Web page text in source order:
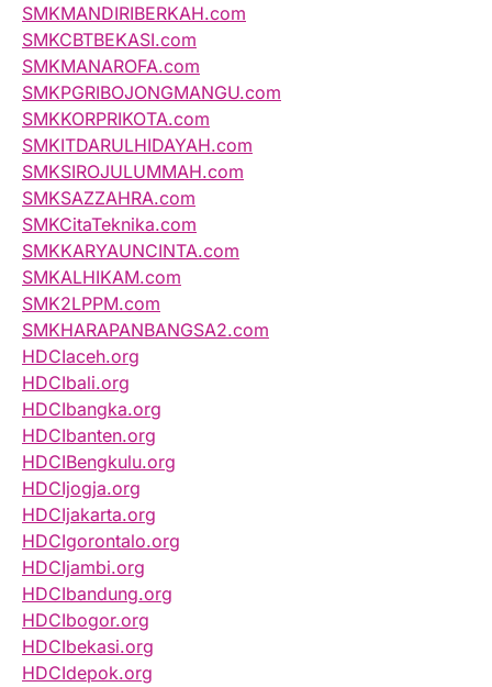
SMKMANDIRIBERKAH.com
SMKCBTBEKASI.com
SMKMANAROFA.com
SMKPGRIBOJONGMANGU.com
SMKKORPRIKOTA.com
SMKITDARULHIDAYAH.com
SMKSIROJULUMMAH.com
SMKSAZZAHRA.com
SMKCitaTeknika.com
SMKKARYAUNCINTA.com
SMKALHIKAM.com
SMK2LPPM.com
SMKHARAPANBANGSA2.com
HDCIaceh.org
HDCIbali.org
HDCIbangka.org
HDCIbanten.org
HDCIBengkulu.org
HDCIjogja.org
HDCIjakarta.org
HDCIgorontalo.org
HDCIjambi.org
HDCIbandung.org
HDCIbogor.org
HDCIbekasi.org
HDCIdepok.org